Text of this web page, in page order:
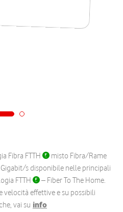
Fibra FTTH
misto Fibra/Rame
Gigabit/s disponibile nelle principali
FTTH
– Fiber To The Home.
velocità effettive e su possibili
vai su info